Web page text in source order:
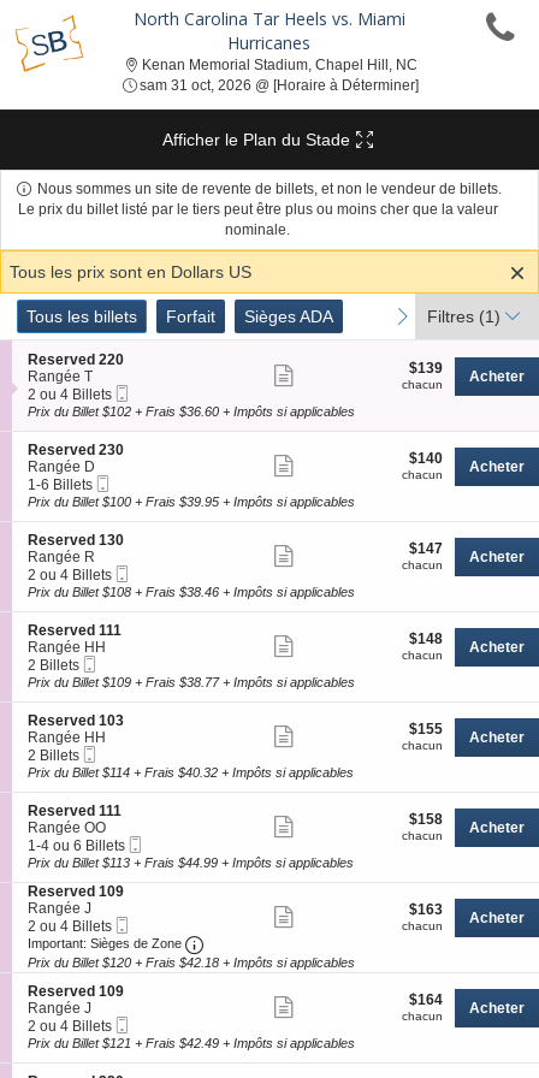
North Carolina Tar Heels vs. Miami
Hurricanes
Kenan Memorial Stadium, Chapel Hill, NCKenan Memorial
sam 31 oct, 2026 @ [Horaire à Déterminer]sam 31 oct, 2026
Afficher le Plan du Stade
Nous sommes un site de revente de billets, et non le vendeur de billets.
Le prix du billet listé par le tiers peut être plus ou moins cher que la valeur
nominale.
Tous les prix sont en Dollars US
Genre
de
Billets
previous
Tous les billets
Tous les billets Forfait
Forfait Sièges ADA
Sièges ADA next
Filtres (1)
S
e
c
t
o
n
R
e
s
e
r
v
e
d
2
2
0
Reserved 220
Rangée T
2
ou
Billets
disponible
2 ou 4 Billets
Mobile
plus
de
$139
chacun
$139
chacun Acheter
Prix du Billet $102 + Frais $36.60 + Impôts si applicables
S
e
c
t
o
n
R
e
s
e
r
v
e
d
2
3
0
Reserved 230
Rangée D
1
à
Billets
disponible
1-6 Billets
Mobile
plus
de
$140
chacun
$140
chacun Acheter
Prix du Billet $100 + Frais $39.95 + Impôts si applicables
S
e
c
t
o
n
R
e
s
e
r
v
e
d
1
3
0
Reserved 130
Rangée R
2
ou
Billets
disponible
2 ou 4 Billets
Mobile
plus
de
$147
chacun
$147
chacun Acheter
Prix du Billet $108 + Frais $38.46 + Impôts si applicables
S
e
c
t
o
n
R
e
s
e
r
v
e
d
1
1
1
Reserved 111
Rangée HH
2
Billets
2 Billets
Mobile
plus
de
$148
chacun
$148
chacun Acheter
Prix du Billet $109 + Frais $38.77 + Impôts si applicables
S
e
c
t
o
n
R
e
s
e
r
v
e
d
1
0
3
Reserved 103
Rangée HH
2
Billets
2 Billets
Mobile
plus
de
$155
chacun
$155
chacun Acheter
Prix du Billet $114 + Frais $40.32 + Impôts si applicables
S
e
c
t
o
n
R
e
s
e
r
v
e
d
1
Reserved 111
Rangée OO
1
à
ou
6
Billets
disponible
1-4 ou 6 Billets
Mobile
plus
de
$158
chacun
$158
chacun Acheter
Prix du Billet $113 + Frais $44.99 + Impôts si applicables
S
e
c
t
i
o
n
R
e
s
e
Reserved 109
Rangée J
2
ou
4
Billets
disponible
2 ou 4 Billets
Mobile
Important: Sièges de Zone Important: Sièges de Zone, Ourvir
de
$163
chacun
$163
chacun Acheter
Prix du Billet $120 + Frais $42.18 + Impôts si applicables
S
e
c
t
o
Reserved 109
Rangée J
2
ou
Billets
2 ou 4 Billets
Mobile
plus
de
$164
chacun
$164
chacun Acheter
Prix du Billet $121 + Frais $42.49 + Impôts si applicables